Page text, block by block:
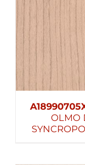
OLMO